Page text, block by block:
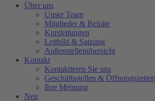
Über uns
Unser Team
Mitglieder & Beiräte
Kursleitungen
Leitbild & Satzung
Außenstellenübersicht
Kontakt
Kontaktieren Sie uns
Geschäftsstellen & Öffnungszeiten
Ihre Meinung
Neu